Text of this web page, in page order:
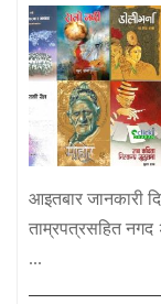
आइतबार जानकारी
ताम्रपत्रसहित नगद
...